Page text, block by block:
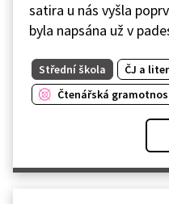
satira u nás vyšla
byla napsána už v
Střední škola
ČJ a
Čtenářská